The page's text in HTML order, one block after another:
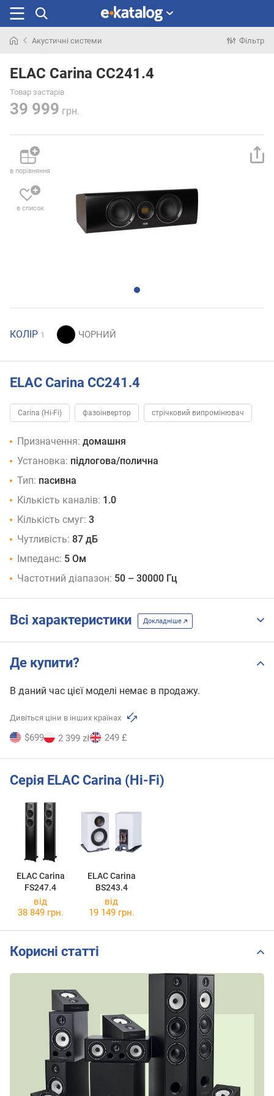
раніше
Акустичні системи Фільтр
ELAC Carina CC241.4
Товар застарів
39 999 грн.
в порівняння
в список
КОЛІР 1
ELAC Carina CC241.4
Carina (Hi-Fi) фазоінвертор стрічковий випромінювач
Призначення: домашня
Установка: підлогова/полична
Тип: пасивна
Кількість каналів: 1.0
Кількість смуг: 3
Чутливість: 87 дБ
Імпеданс: 5 Ом
Частотний діапазон: 50 – 30000 Гц
Всі характеристики Докладніше
Де купити?
В даний час цієї моделі немає в продажу.
Дивіться ціни в інших країнах
$699 2 399 zł 249 £
Серія ELAC Carina (Hi-Fi)
ELAC Carina
FS247.4
ELAC Carina
BS243.4
від
38 849 грн.
від
19 149 грн.
Корисні статті